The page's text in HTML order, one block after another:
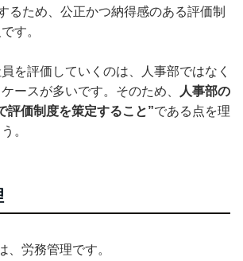
るため、公正かつ納得感のある評価制
す。
を評価していくのは、人事部ではなく
ースが多いです。そのため、
人事部の
評価制度を策定すること”である点を理
。
、労務管理です。